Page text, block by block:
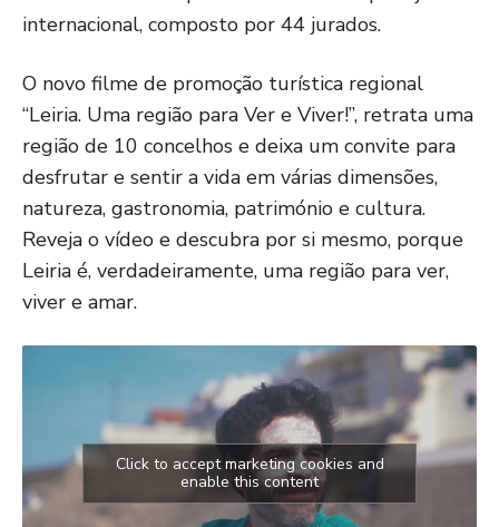
internacional, composto por 44 jurados.
O novo filme de promoção turística regional
“Leiria. Uma região para Ver e Viver!”, retrata uma
região de 10 concelhos e deixa um convite para
desfrutar e sentir a vida em várias dimensões,
natureza, gastronomia, património e cultura.
Reveja o vídeo e descubra por si mesmo, porque
Leiria é, verdadeiramente, uma região para ver,
viver e amar.
Click to accept marketing cookies and
enable this content